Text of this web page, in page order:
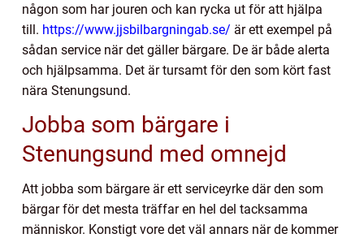
någon som har jouren och kan rycka ut för att hjälpa
till. https://www.jjsbilbargningab.se/ är ett exempel på
sådan service när det gäller bärgare. De är både alerta
och hjälpsamma. Det är tursamt för den som kört fast
nära Stenungsund.
Jobba som bärgare i
Stenungsund med omnejd
Att jobba som bärgare är ett serviceyrke där den som
bärgar för det mesta träffar en hel del tacksamma
människor. Konstigt vore det väl annars när de kommer